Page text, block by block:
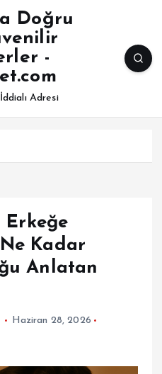
-
Adresi
Erkeğe
Kadar
Anlatan
Haziran 28, 2026